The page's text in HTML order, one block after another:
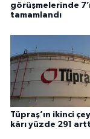
görüşmelerinde
tamamlandı
Tüpraş’ın ikinci
kârı yüzde 291